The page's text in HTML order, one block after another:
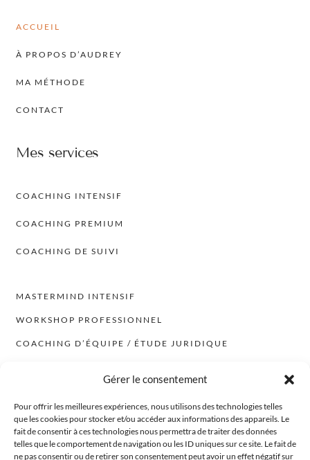
Gérer le consentement
Pour offrir les meilleures expériences, nous utilisons des technologies telles
que les cookies pour stocker et/ou accéder aux informations des appareils. Le
fait de consentir à ces technologies nous permettra de traiter des données
telles que le comportement de navigation ou les ID uniques sur ce site. Le fait de
ne pas consentir ou de retirer son consentement peut avoir un effet négatif sur
ACCUEIL
À PROPOS D’AUDREY
MA MÉTHODE
CONTACT
Mes services
COACHING INTENSIF
COACHING PREMIUM
COACHING DE SUIVI
MASTERMIND INTENSIF
WORKSHOP PROFESSIONNEL
COACHING D’ÉQUIPE / ÉTUDE JURIDIQUE
Newsletter
Vous avez envie d'aller plus loin. Je publie
régulièrement des actualités qui vous permettent
COACHING DU MOMENT